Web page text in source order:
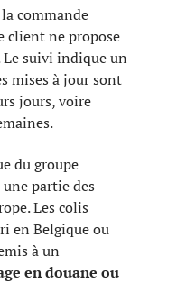
commande
client ne propose
suivi indique un
mises à jour sont
jours, voire
du groupe
partie des
Les colis
en Belgique ou
à un
en douane ou